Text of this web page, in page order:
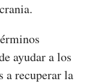
ayudar a los
a recuperar la